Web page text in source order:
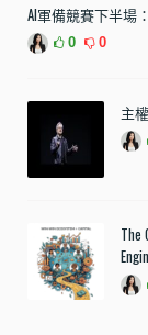
AI軍備競賽下半場
0 0
主
The